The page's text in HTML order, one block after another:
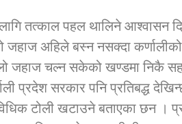
तातोपानी गाउँपालिका जुम्लाको
लैङ्गिक हिंसा सम्बन्धी सूचना सन्देश
तातोपानी
लागि तत्काल पहल थालिने आश्वासन
जहाज अहिले बस्न नसक्दा
जहाज चल्न सकेको खण्डमा निकै
प्रदेश सरकार पनि प्रतिबद्ध
टोली खटाउने बताएका छन ।